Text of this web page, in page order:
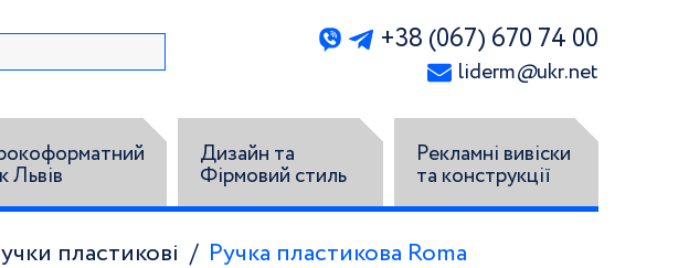
+38 (067) 670 74 00
liderm@ukr.net
Львів
Дизайн та
Фірмовий стиль
Рекламні вивіски
та конструкції
пластикові Ручка пластикова Roma